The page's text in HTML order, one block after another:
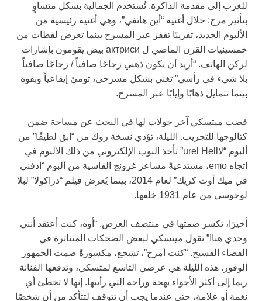
للغرب إلى مقدمة الذاكرة. تُستخدم الجمالية بشكل متساوٍ
بتأثير مرح: خلال أغنية “أين هاتفي”، وهي أغنية رئيسية من
الألبوم الجديد، تقريبًا تقفز عبر المسرح بينما تعرض لقطات من
خمسينيات القرن الماضي ل актриси بيض يقومون بإشارات
لركن الهاتف. “أريد أن يكون ذهني زجاجًا صافياً / زجاجًا صافياً
بلا شيء في رأسي” تغني بشكل مسرحي، تومئ إيقاعياً وبقوة
بينما تتمايل ذهابًا وإيابًا عبر المسرح.
قضت ميتسكي آخر جولات لها في البحث عن مساحة ضمن
كتالوجها للتجريب. الليلة، تؤدي نسخة روك من “ابق لطيفًا” من
ألبوم “لاurel Hell” تأخذ البوب الإلكتروني من ذلك الألبوم في
اتجاه emo، مستدعيةً مشاعر غرونج القاسية من ألبوم “ادفني
في ميك آوت كريك” لعام 2014، بينما يُعرض فيلم “دراكولا” لبلا
لوجوسي من عام 1931 خلفها.
أخيرًا، تكسر صمتها في منتصف العرض. “أوه، كنت أعتقد أنني
وحدي هنا!” تقول ميتسكي لبعض الضحكات المتناثرة في
الفضاء الفسيح. “كنت أمزح”، تشجع، مكسورةً صمت الجمهور
الوقور. هذه الليلة هي عرضي التاسع لمتسكي، وتدفعها الفنانة
ربما إلى أكثر الأجواء بهجة وراحة التي رأيتها. إنها لا تخطئ أي
نغمة أو علامة، حتى عندما يجب أن تتوقف لتتأكد من أن شخصًا